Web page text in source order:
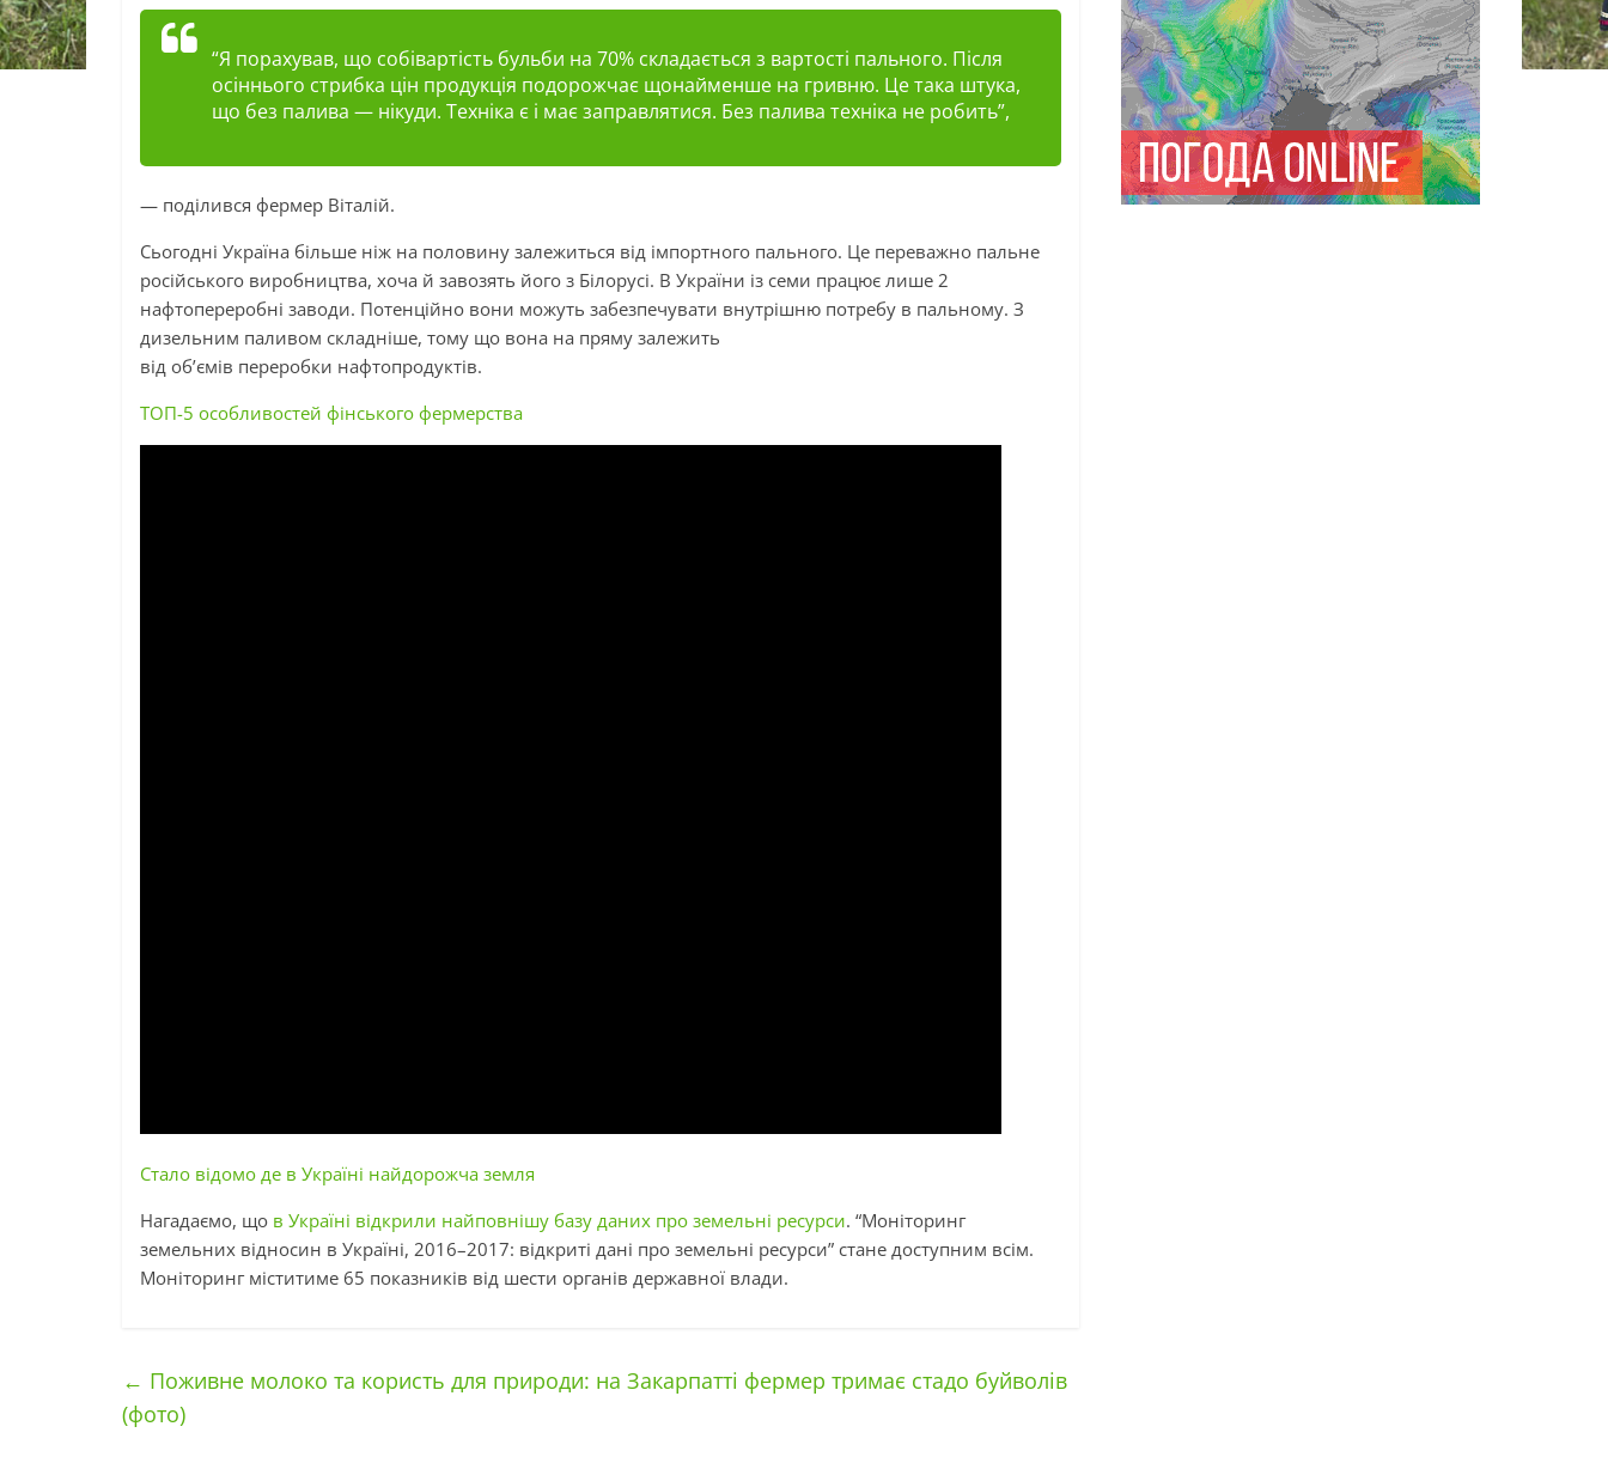
“Я порахував, що собівартість бульби на 70% складається з вартості пального. Після
осіннього стрибка цін продукція подорожчає щонайменше на гривню. Це така штука,
що без палива — нікуди. Техніка є і має заправлятися. Без палива техніка не робить”,
— поділився фермер Віталій.
Сьогодні Україна більше ніж на половину залежиться від імпортного пального. Це переважно пальне
російського виробництва, хоча й завозять його з Білорусі. В України із семи працює лише 2
нафтопереробні заводи. Потенційно вони можуть забезпечувати внутрішню потребу в пальному. З
дизельним паливом складніше, тому що вона на пряму залежить
від об’ємів переробки нафтопродуктів.
ТОП-5 особливостей фінського фермерства
Стало відомо де в Україні найдорожча земля
Нагадаємо, що в Україні відкрили найповнішу базу даних про земельні ресурси. “Моніторинг
земельних відносин в Україні, 2016–2017: відкриті дані про земельні ресурси” стане доступним всім.
Моніторинг міститиме 65 показників від шести органів державної влади.
← Поживне молоко та користь для природи: на Закарпатті фермер тримає стадо буйволів
(фото)